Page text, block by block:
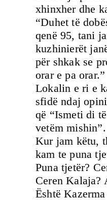
xhinxher dhe
“Duhet të
qenë 95, tani
kuzhinierët
për shkak se
orar e pa orar.”
Lokalin e ri e
sfidë ndaj
që “Ismeti di
vetëm mishin”.
Kur jam këtu,
kam te puna
Puna tjetër?
Ceren Kalaja?
Është